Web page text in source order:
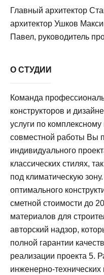
Главный архитектор
архитектор Ушков
Павел, руководитель
О СТУДИИ
Команда
конструкторов и
услуги по
совместной работы Вы
индивидуального
классических стилях,
под климатическую
оптимального
сметной стоимости до
материалов для
авторский надзор,
полной гарантии
реализации проекта 5.
инженерно-